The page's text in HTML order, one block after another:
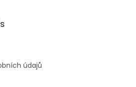
údajů